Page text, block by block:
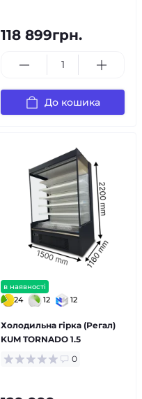
118 899грн.
До кошика
в наявності
24 12 12
Холодильна гірка (Регал)
KUM TORNADO 1.5
0